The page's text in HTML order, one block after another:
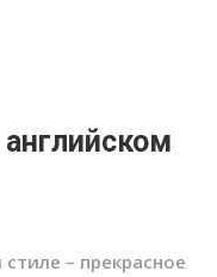
– прекрасное